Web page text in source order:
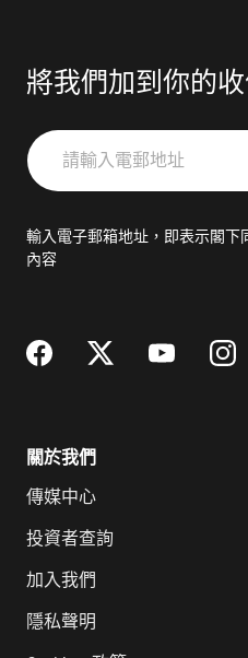
將我們加到你的
請
輸
郵
輸入電子郵箱地址，即表示閣下
內容
關於我們
傳媒中心
投資者查詢
加入我們
隱私聲明